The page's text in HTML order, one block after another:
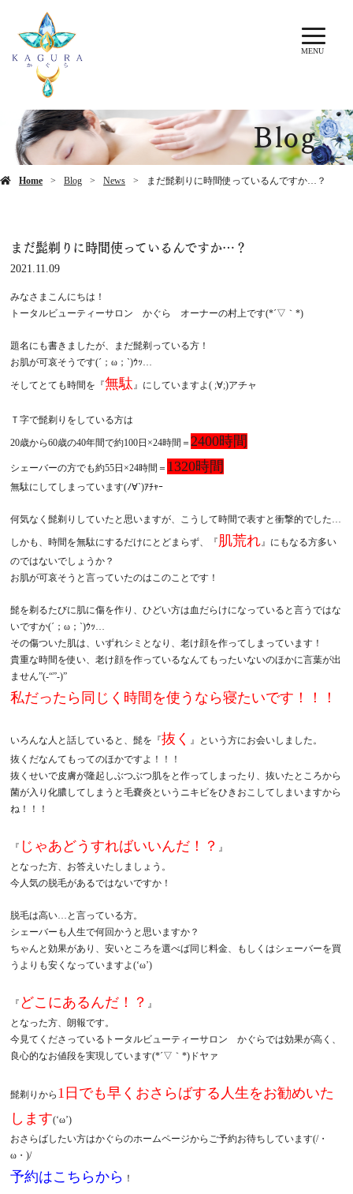
MENU
Blog
Home Blog News まだ髭剃りに時間使っているんですか…？
まだ髭剃りに時間使っているんですか…？
2021.11.09
みなさまこんにちは！
トータルビューティーサロン かぐら オーナーの村上です(*´▽｀*)
題名にも書きましたが、まだ髭剃っている方！
お肌が可哀そうです(´；ω；`)ｳｯ…
そしてとても時間を『無駄 』にしていますよ( ;∀;)アチャ
Ｔ字で髭剃りをしている方は
20歳から60歳の40年間で約100日×24時間＝ 2400時間
シェーバーの方でも約55日×24時間＝ 1320時間
無駄にしてしまっています(ﾉ∀`)ｱﾁｬｰ
何気なく髭剃りしていたと思いますが、こうして時間で表すと衝撃的でした…
しかも、時間を無駄にするだけにとどまらず、『 肌荒れ』にもなる方多い
のではないでしょうか？
お肌が可哀そうと言っていたのはこのことです！
髭を剃るたびに肌に傷を作り、ひどい方は血だらけになっていると言うではな
いですか(´；ω；`)ｳｯ…
その傷ついた肌は、いずれシミとなり、老け顔を作ってしまっています！
貴重な時間を使い、老け顔を作っているなんてもったいないのほかに言葉が出
ません”(-“”-)”
私だったら同じく時間を使うなら寝たいです！！！
いろんな人と話していると、髭を『抜く
』という方にお会いしました。
抜くだなんてもってのほかですよ！！！
抜くせいで皮膚が隆起しぶつぶつ肌をと作ってしまったり、抜いたところから
菌が入り化膿してしまうと毛嚢炎というニキビをひきおこしてしまいますから
ね！！！
『 じゃあどうすればいいんだ！？ 』
となった方、お答えいたしましょう。
今人気の脱毛があるではないですか！
脱毛は高い…と言っている方。
シェーバーも人生で何回かうと思いますか？
ちゃんと効果があり、安いところを選べば同じ料金、もしくはシェーバーを買
うよりも安くなっていますよ(‘ω’)
『 どこにあるんだ！？ 』
となった方、朗報です。
今見てくださっているトータルビューティーサロン かぐらでは効果が高く、
良心的なお値段を実現しています(*´▽｀*)ドヤァ
髭剃りから 1日でも早くおさらばする人生をお勧めいた
します(‘ω’)
おさらばしたい方はかぐらのホームページからご予約お待ちしています(/・
ω・)/
予約はこちらから ！